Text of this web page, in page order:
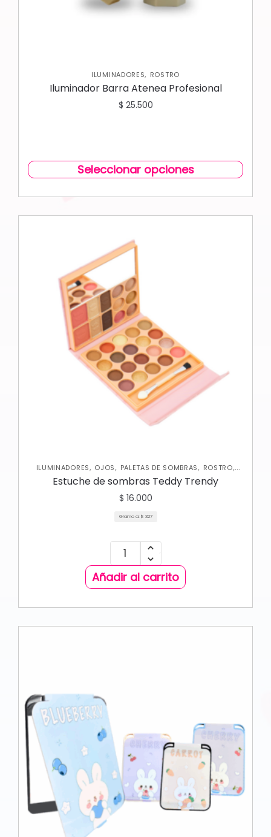
ILUMINADORES, ROSTRO
Iluminador Barra Atenea Profesional
$ 25.500
Seleccionar opciones
ILUMINADORES, OJOS, PALETAS DE SOMBRAS, ROSTRO,
RUBORES
Estuche de sombras Teddy Trendy
$ 16.000
Gramo a: $ 327
Añadir al carrito